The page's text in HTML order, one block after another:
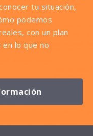
tu situación,
podemos
con un plan
lo que no